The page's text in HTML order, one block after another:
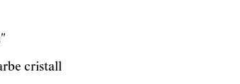
cristall